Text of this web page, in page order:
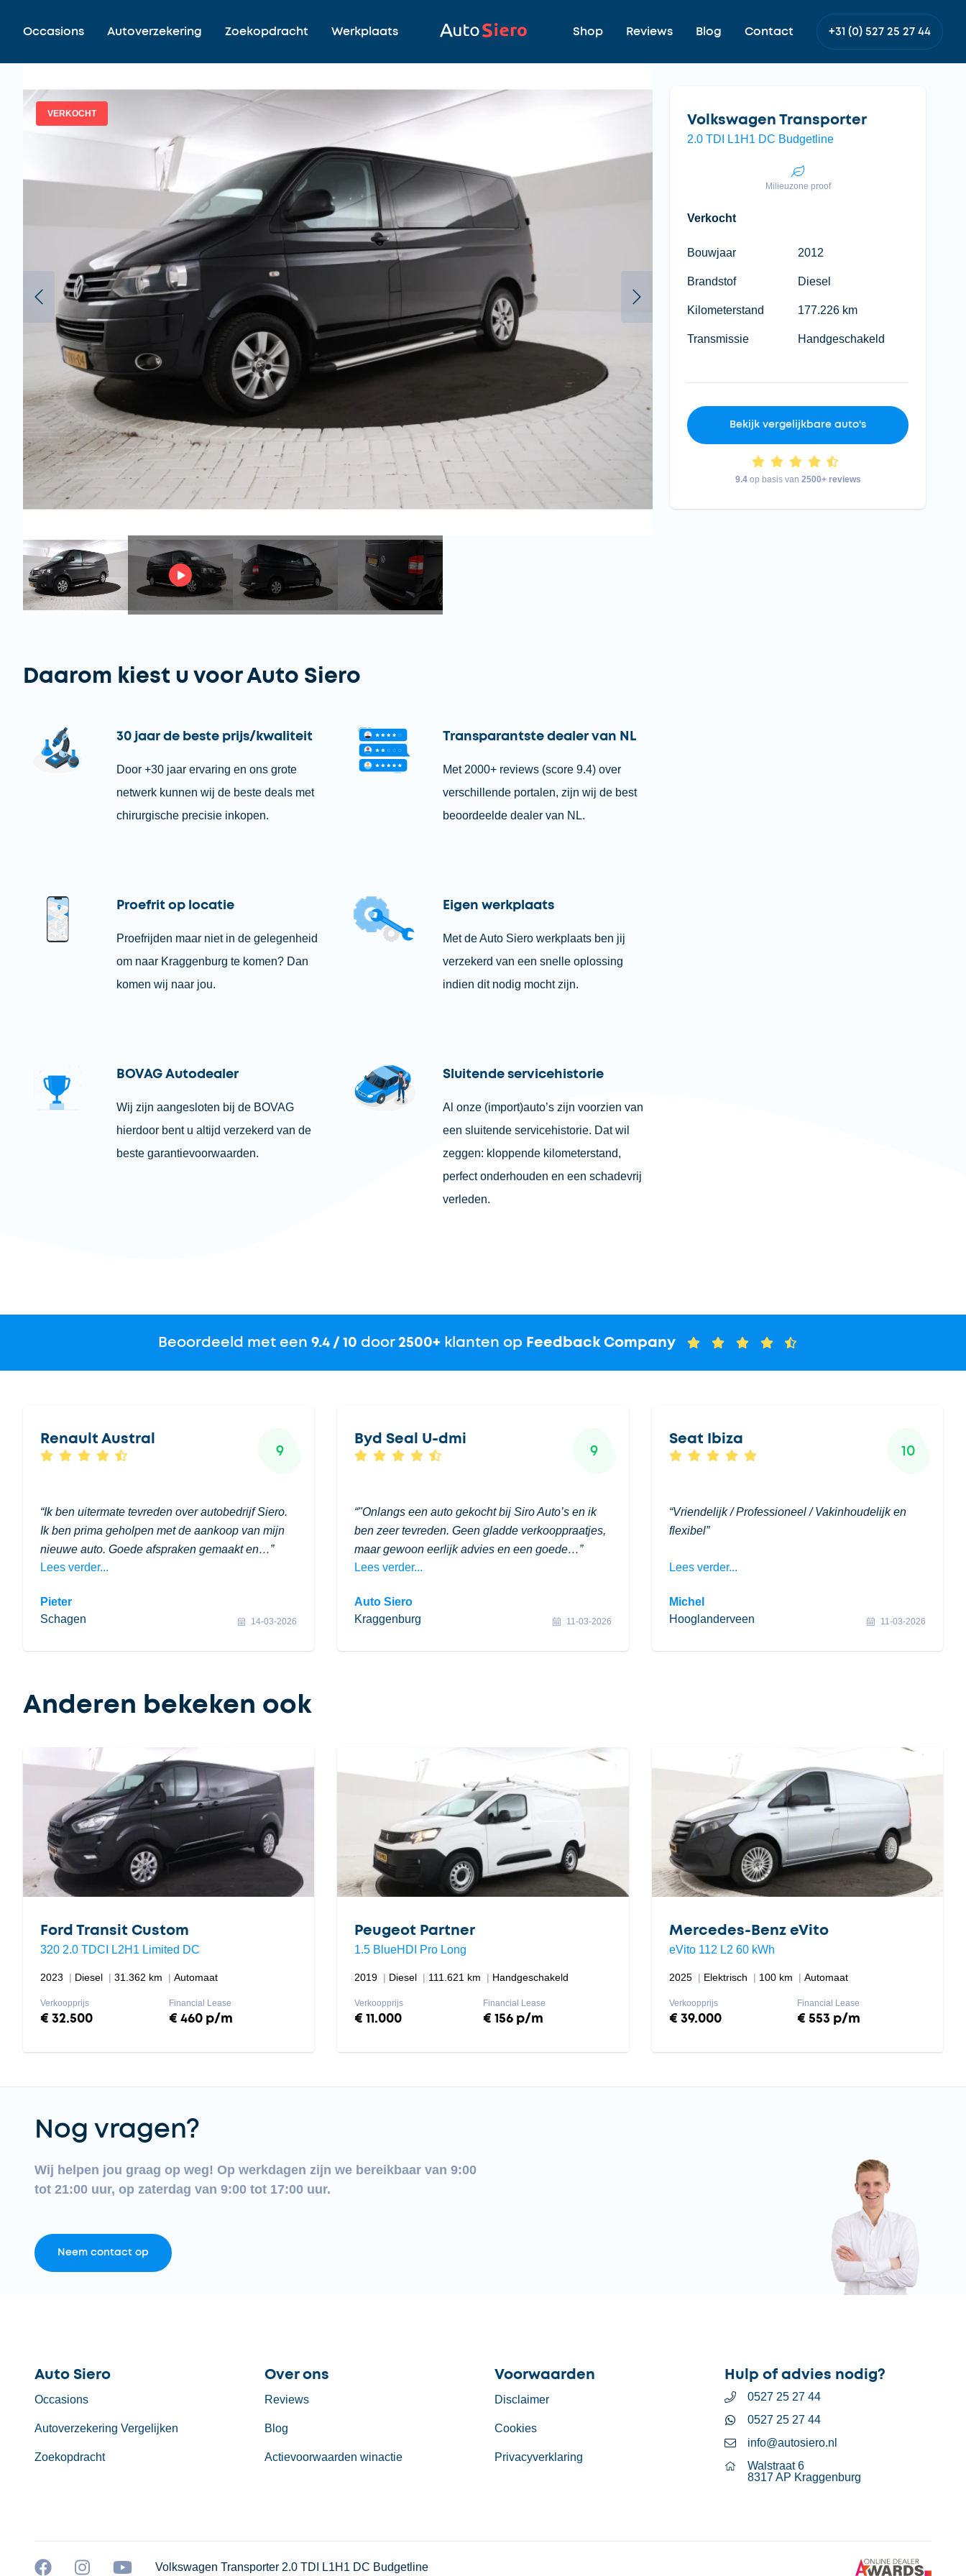
Occasions Autoverzekering Zoekopdracht Werkplaats Shop Reviews Blog Contact +31 (0) 527 25 27 44
VERKOCHT Volkswagen Transporter
2.0 TDI L1H1 DC Budgetline
Milieuzone proof
Verkocht
Bouwjaar 2012
Brandstof Diesel
Kilometerstand 177.226 km
Transmissie Handgeschakeld
Bekijk vergelijkbare auto's
9.4op basis van 2500+ reviews
Daarom kiest u voor Auto Siero
30 jaar de beste prijs/kwaliteit
Door +30 jaar ervaring en ons grote
netwerk kunnen wij de beste deals met
chirurgische precisie inkopen.
Transparantste dealer van NL
Met 2000+ reviews (score 9.4) over
verschillende portalen, zijn wij de best
beoordeelde dealer van NL.
Proefrit op locatie
Proefrijden maar niet in de gelegenheid
om naar Kraggenburg te komen? Dan
komen wij naar jou.
Eigen werkplaats
Met de Auto Siero werkplaats ben jij
verzekerd van een snelle oplossing
indien dit nodig mocht zijn.
BOVAG Autodealer
Wij zijn aangesloten bij de BOVAG
hierdoor bent u altijd verzekerd van de
beste garantievoorwaarden.
Sluitende servicehistorie
Al onze (import)auto’s zijn voorzien van
een sluitende servicehistorie. Dat wil
zeggen: kloppende kilometerstand,
perfect onderhouden en een schadevrij
verleden.
Beoordeeld met een 9.4 / 10 door 2500+klanten op Feedback Company
Renault Austral
9
Ik ben uitermate tevreden over autobedrijf Siero.
Ik ben prima geholpen met de aankoop van mijn
nieuwe auto. Goede afspraken gemaakt en…
Lees verder...
Pieter
Schagen
14-03-2026
Byd Seal U-dmi
9
"Onlangs een auto gekocht bij Siro Auto’s en ik
ben zeer tevreden. Geen gladde verkooppraatjes,
maar gewoon eerlijk advies en een goede…
Lees verder...
Auto Siero
Kraggenburg
11-03-2026
Seat Ibiza
10
Vriendelijk / Professioneel / Vakinhoudelijk en
flexibel
Lees verder...
Michel
Hooglanderveen
11-03-2026
Anderen bekeken ook
Ford Transit Custom
320 2.0 TDCI L2H1 Limited DC
2023 Diesel 31.362 km Automaat
Verkoopprijs
€ 32.500
Financial Lease
€ 460 p/m
Peugeot Partner
1.5 BlueHDI Pro Long
2019 Diesel 111.621 km Handgeschakeld
Verkoopprijs
€ 11.000
Financial Lease
€ 156 p/m
Mercedes-Benz eVito
eVito 112 L2 60 kWh
2025 Elektrisch 100 km Automaat
Verkoopprijs
€ 39.000
Financial Lease
€ 553 p/m
Nog vragen?
Wij helpen jou graag op weg! Op werkdagen zijn we bereikbaar van 9:00
tot 21:00 uur, op zaterdag van 9:00 tot 17:00 uur.
Neem contact op
Auto Siero
Occasions
Autoverzekering Vergelijken
Zoekopdracht
Over ons
Reviews
Blog
Actievoorwaarden winactie
Voorwaarden
Disclaimer
Cookies
Privacyverklaring
Hulp of advies nodig?
0527 25 27 44
0527 25 27 44
info@autosiero.nl
Walstraat 6
8317 AP Kraggenburg
Volkswagen Transporter 2.0 TDI L1H1 DC Budgetline